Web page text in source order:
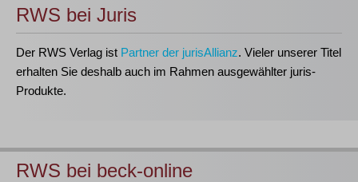
RWS bei Juris
Der RWS Verlag ist Partner der jurisAllianz. Vieler unserer Titel
erhalten Sie deshalb auch im Rahmen ausgewählter juris-
Produkte.
RWS bei beck-online